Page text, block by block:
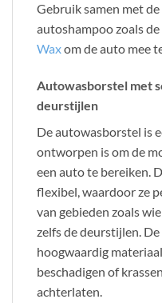
Gebruik samen met
autoshampoo zoals de
Waxom de auto mee
Autowasborstel met
deurstijlen
De autowasborstel is
ontworpen is om de
een auto te bereiken.
flexibel, waardoor ze
van gebieden zoals
zelfs de deurstijlen.
hoogwaardig
beschadigen of
achterlaten.